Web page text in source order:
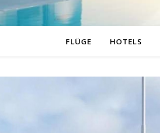
FLÜGE HOTELS